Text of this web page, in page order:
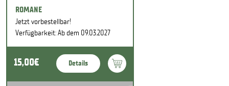
ROMANE
Jetzt vorbestellbar!
Verfügbarkeit: Ab dem 09.03.2027
15,00€ Details